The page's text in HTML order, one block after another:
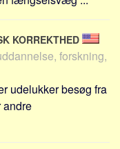
KORREKTHED
forskning,
udelukker besøg fra
andre